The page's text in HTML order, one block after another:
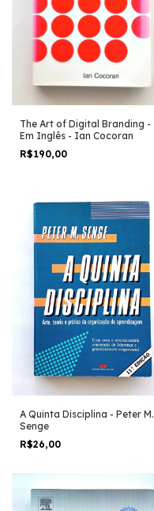
The Art of Digital Branding -
Em Inglês - Ian Cocoran
R$190,00
A Quinta Disciplina - Peter M.
Senge
R$26,00